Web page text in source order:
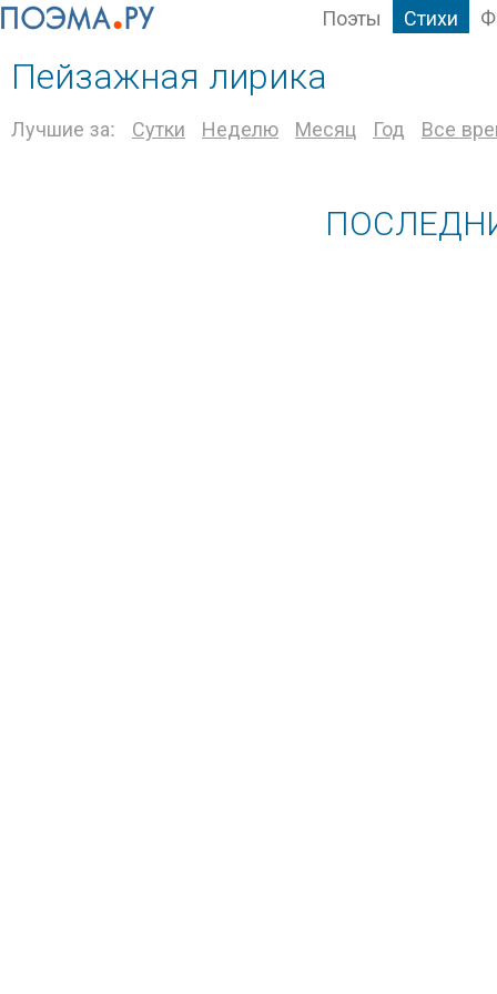
Поэты Стихи
Пейзажная лирика
Лучшие за: Сутки Неделю Месяц Год Все